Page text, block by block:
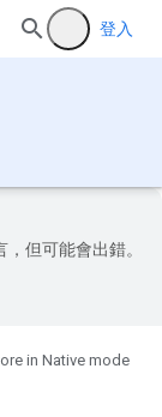
登入
但可能會出錯。
in Native mode